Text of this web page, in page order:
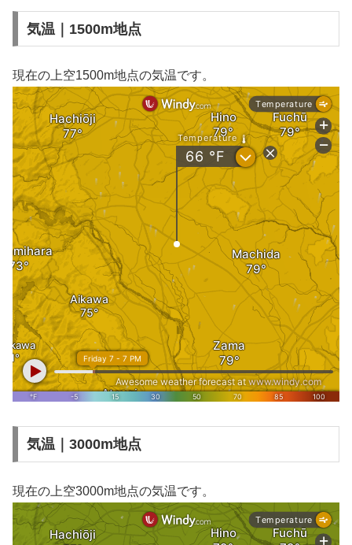
気温｜1500m地点
現在の上空1500m地点の気温です。
気温｜3000m地点
現在の上空3000m地点の気温です。